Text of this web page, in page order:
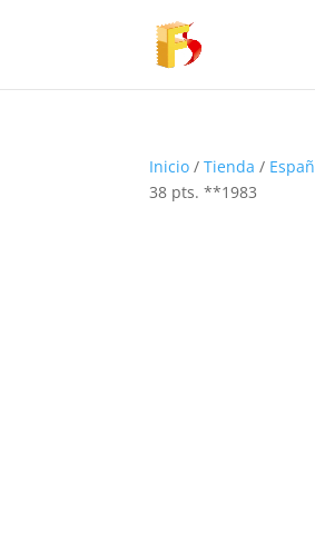
Inicio /Tienda /
38 pts. **1983